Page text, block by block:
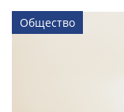
Общество